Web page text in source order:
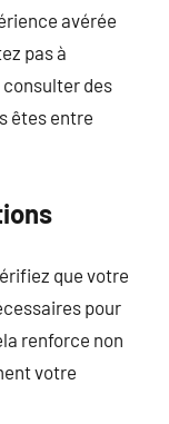
avérée
pas à
des
êtes entre
que votre
pour
renforce non
votre